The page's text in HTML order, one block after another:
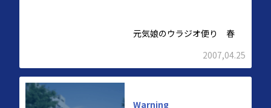
元気娘のウラジオ便り 春
2007,04.25
Warning